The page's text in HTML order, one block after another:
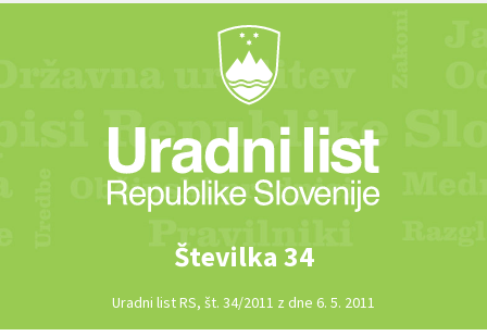
Številka 34
Uradni list RS, št. 34/2011 z dne 6. 5. 2011